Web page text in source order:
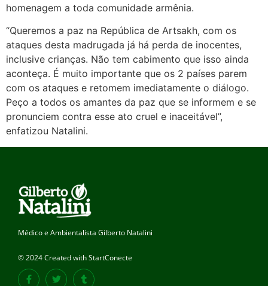
homenagem a toda comunidade armênia.
“Queremos a paz na República de Artsakh, com os
ataques desta madrugada já há perda de inocentes,
inclusive crianças. Não tem cabimento que isso ainda
aconteça. É muito importante que os 2 países parem
com os ataques e retomem imediatamente o diálogo.
Peço a todos os amantes da paz que se informem e se
pronunciem contra esse ato cruel e inaceitável”,
enfatizou Natalini.
Médico e Ambientalista Gilberto Natalini
© 2024 Created with StartConecte